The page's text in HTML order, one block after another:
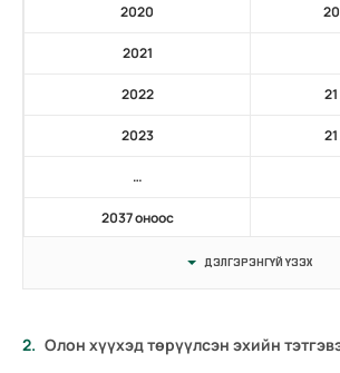
2020
2021
2022
2023
…
2037 оноос
ДЭЛГЭРЭНГҮЙ ҮЗЭХ
Олон хүүхэд төрүүлсэн эхийн